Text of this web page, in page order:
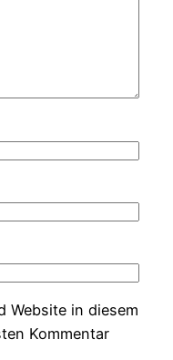
Website in diesem
Kommentar